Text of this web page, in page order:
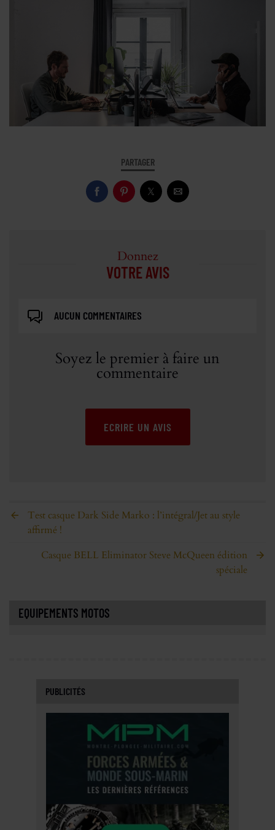
PARTAGER
Donnez
VOTRE AVIS
AUCUN COMMENTAIRES
Soyez le premier à faire un
commentaire
ECRIRE UN AVIS
Test casque Dark Side Marko : l’intégral/Jet au style
affirmé !
Casque BELL Eliminator Steve McQueen édition
spéciale
EQUIPEMENTS MOTOS
PUBLICITÉS